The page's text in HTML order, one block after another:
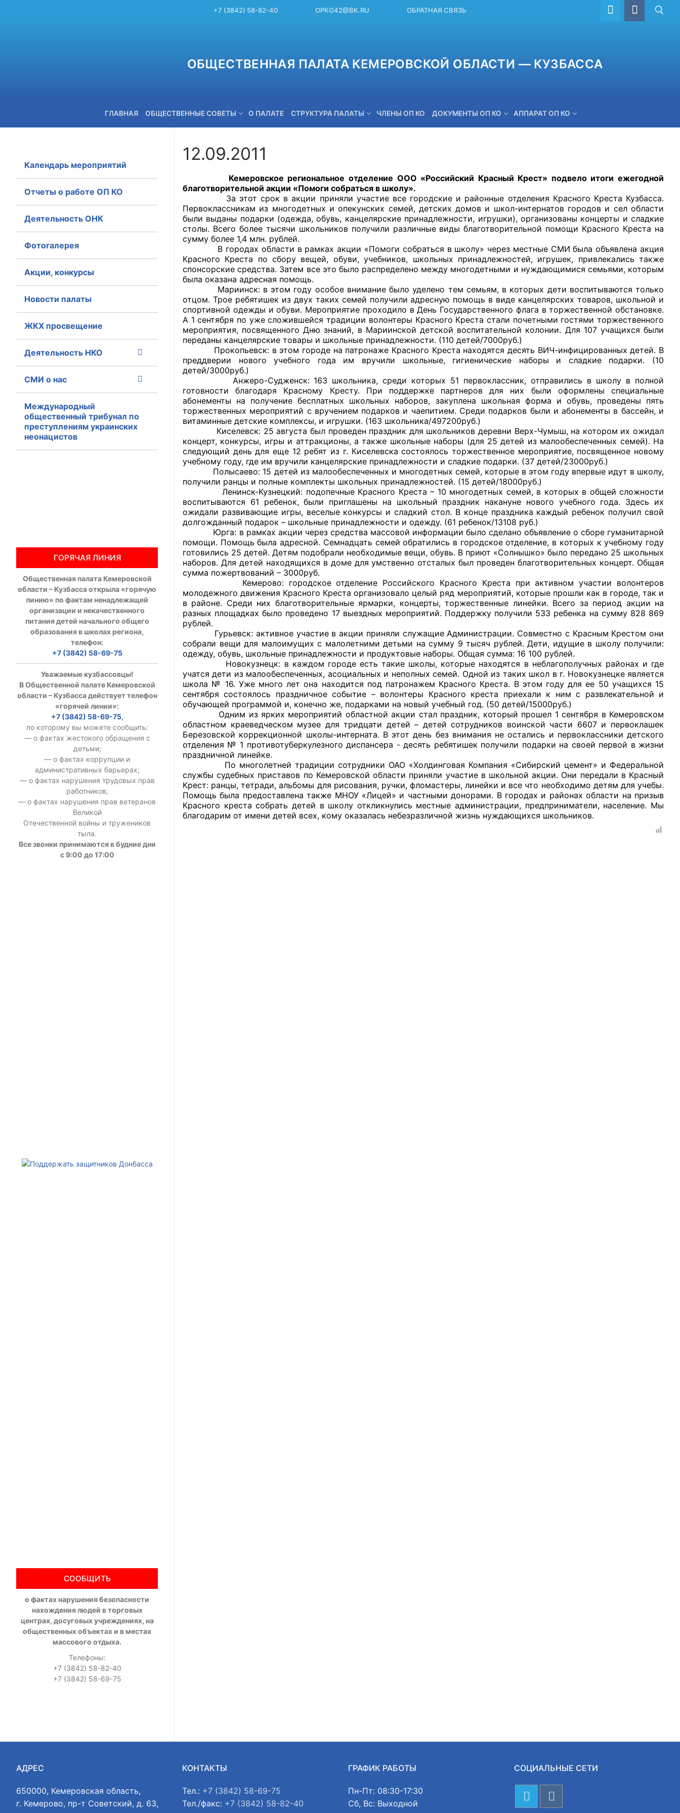
+7 (3842) 58-82-40 OPKO42@BK.RU ОБРАТНАЯ СВЯЗЬ
ОБЩЕСТВЕННАЯ ПАЛАТА КЕМЕРОВСКОЙ ОБЛАСТИ — КУЗБАССА
ГЛАВНАЯ ОБЩЕСТВЕННЫЕ СОВЕТЫ О ПАЛАТЕ СТРУКТУРА ПАЛАТЫ ЧЛЕНЫ ОП КО ДОКУМЕНТЫ ОП КО АППАРАТ ОП КО
OPKO42@BK.RU ОБРАТНАЯ СВЯЗЬ
Общественные советы
Общественные советы при территориальных органах федеральных органов
исполнительной власти
Общественные советы по проведению независимой оценки качества условий
оказания услуг
О Палате
Структура Палаты
Комиссии
Экспертный совет ОП КО
Совет ОП КО
Общественный штаб
Документы ОП КО
Регламент ОП КО
Кодекс этики ОП КО
Соглашения
Рекомендации
Порядок работы ЦОН
Аппарат ОП КО
УСТАВ ГКУ “АППАРАТ ОП КО”
Доходы руководителя за 2024 г.
12.09.2011
Кемеровское региональное отделение ООО «Российский Красный Крест» подвело итоги ежегодной
благотворительной акции «Помоги собраться в школу».
За этот срок в акции приняли участие все городские и районные отделения Красного Креста Кузбасса.
Первоклассникам из многодетных и опекунских семей, детских домов и школ-интернатов городов и сел области
были выданы подарки (одежда, обувь, канцелярские принадлежности, игрушки), организованы концерты и сладкие
столы. Всего более тысячи школьников получили различные виды благотворительной помощи Красного Креста на
сумму более 1,4 млн. рублей.
В городах области в рамках акции «Помоги собраться в школу» через местные СМИ была объявлена акция
Красного Креста по сбору вещей, обуви, учебников, школьных принадлежностей, игрушек, привлекались также
спонсорские средства. Затем все это было распределено между многодетными и нуждающимися семьями, которым
была оказана адресная помощь.
Мариинск: в этом году особое внимание было уделено тем семьям, в которых дети воспитываются только
отцом. Трое ребятишек из двух таких семей получили адресную помощь в виде канцелярских товаров, школьной и
спортивной одежды и обуви. Мероприятие проходило в День Государственного флага в торжественной обстановке.
А 1 сентября по уже сложившейся традиции волонтеры Красного Креста стали почетными гостями торжественного
мероприятия, посвященного Дню знаний, в Мариинской детской воспитательной колонии. Для 107 учащихся были
переданы канцелярские товары и школьные принадлежности. (110 детей/7000руб.)
Прокопьевск: в этом городе на патронаже Красного Креста находятся десять ВИЧ-инфицированных детей. В
преддверии нового учебного года им вручили школьные, гигиенические наборы и сладкие подарки. (10
детей/3000руб.)
Анжеро-Судженск: 163 школьника, среди которых 51 первоклассник, отправились в школу в полной
готовности благодаря Красному Кресту. При поддержке партнеров для них были оформлены специальные
абонементы на получение бесплатных школьных наборов, закуплена школьная форма и обувь, проведены пять
торжественных мероприятий с вручением подарков и чаепитием. Среди подарков были и абонементы в бассейн, и
витаминные детские комплексы, и игрушки. (163 школьника/497200руб.)
Киселевск: 25 августа был проведен праздник для школьников деревни Верх-Чумыш, на котором их ожидал
концерт, конкурсы, игры и аттракционы, а также школьные наборы (для 25 детей из малообеспеченных семей). На
следующий день для еще 12 ребят из г. Киселевска состоялось торжественное мероприятие, посвященное новому
учебному году, где им вручили канцелярские принадлежности и сладкие подарки. (37 детей/23000руб.)
Полысаево: 15 детей из малообеспеченных и многодетных семей, которые в этом году впервые идут в школу,
получили ранцы и полные комплекты школьных принадлежностей. (15 детей/18000руб.)
Ленинск-Кузнецкий: подопечные Красного Креста – 10 многодетных семей, в которых в общей сложности
воспитываются 61 ребенок, были приглашены на школьный праздник накануне нового учебного года. Здесь их
ожидали развивающие игры, веселые конкурсы и сладкий стол. В конце праздника каждый ребенок получил свой
долгожданный подарок – школьные принадлежности и одежду. (61 ребенок/13108 руб.)
Юрга: в рамках акции через средства массовой информации было сделано объявление о сборе гуманитарной
помощи. Помощь была адресной. Семнадцать семей обратились в городское отделение, в которых к учебному году
готовились 25 детей. Детям подобрали необходимые вещи, обувь. В приют «Солнышко» было передано 25 школьных
наборов. Для детей находящихся в доме для умственно отсталых был проведен благотворительных концерт. Общая
сумма пожертвований – 3000руб.
Кемерово: городское отделение Российского Красного Креста при активном участии волонтеров
молодежного движения Красного Креста организовало целый ряд мероприятий, которые прошли как в городе, так и
в районе. Среди них благотворительные ярмарки, концерты, торжественные линейки. Всего за период акции на
разных площадках было проведено 17 выездных мероприятий. Поддержку получили 533 ребенка на сумму 828 869
рублей.
Гурьевск: активное участие в акции приняли служащие Администрации. Совместно с Красным Крестом они
собрали вещи для малоимущих с малолетними детьми на сумму 9 тысяч рублей. Дети, идущие в школу получили:
одежду, обувь, школьные принадлежности и продуктовые наборы. Общая сумма: 16 100 рублей.
Новокузнецк: в каждом городе есть такие школы, которые находятся в неблагополучных районах и где
учатся дети из малообеспеченных, асоциальных и неполных семей. Одной из таких школ в г. Новокузнецке является
школа № 16. Уже много лет она находится под патронажем Красного Креста. В этом году для ее 50 учащихся 15
сентября состоялось праздничное событие – волонтеры Красного креста приехали к ним с развлекательной и
обучающей программой и, конечно же, подарками на новый учебный год. (50 детей/15000руб.)
Одним из ярких мероприятий областной акции стал праздник, который прошел 1 сентября в Кемеровском
областном краеведческом музее для тридцати детей – детей сотрудников воинской части 6607 и первоклашек
Березовской коррекционной школы-интерната. В этот день без внимания не остались и первоклассники детского
отделения № 1 противотуберкулезного диспансера - десять ребятишек получили подарки на своей первой в жизни
праздничной линейке.
По многолетней традиции сотрудники ОАО «Холдинговая Компания «Сибирский цемент» и Федеральной
службы судебных приставов по Кемеровской области приняли участие в школьной акции. Они передали в Красный
Крест: ранцы, тетради, альбомы для рисования, ручки, фломастеры, линейки и все что необходимо детям для учебы.
Помощь была предоставлена также МНОУ «Лицей» и частными донорами. В городах и районах области на призыв
Красного креста собрать детей в школу откликнулись местные администрации, предприниматели, население. Мы
благодарим от имени детей всех, кому оказалась небезразличной жизнь нуждающихся школьников.
Календарь мероприятий
Отчеты о работе ОП КО
Деятельность ОНК
Фотогалерея
Акции, конкурсы
Новости палаты
ЖКХ просвещение
Деятельность НКО
СМИ о нас
Международный
общественный трибунал по
преступлениям украинских
неонацистов
ГОРЯЧАЯ ЛИНИЯ
Общественная палата Кемеровской
области – Кузбасса открыла «горячую
линию» по фактам ненадлежащей
организации и некачественного
питания детей начального общего
образования в школах региона,
телефон:
+7 (3842) 58-69-75
Уважаемые кузбассовцы!
В Общественной палате Кемеровской
области – Кузбасса действует телефон
«горячей линии»:
+7 (3842) 58-69-75,
по которому вы можете сообщить:
— о фактах жестокого обращения с
детьми;
— о фактах коррупции и
административных барьерах;
— о фактах нарушения трудовых прав
работников;
— о фактах нарушения прав ветеранов
Великой
Отечественной войны и тружеников
тыла.
Все звонки принимаются в будние дни
с 9:00 до 17:00
СООБЩИТЬ
о фактах нарушения безопасности
нахождения людей в торговых
центрах, досуговых учреждениях, на
общественных объектах и в местах
массового отдыха.
Телефоны:
+7 (3842) 58-82-40
+7 (3842) 58-69-75
АДРЕС
650000, Кемеровская область,
г. Кемерово, пр-т Советский, д. 63,
КОНТАКТЫ
Тел.: +7 (3842) 58-69-75
Тел./факс: +7 (3842) 58-82-40
ГРАФИК РАБОТЫ
Пн-Пт: 08:30-17:30
Сб, Вс: Выходной
СОЦИАЛЬНЫЕ СЕТИ